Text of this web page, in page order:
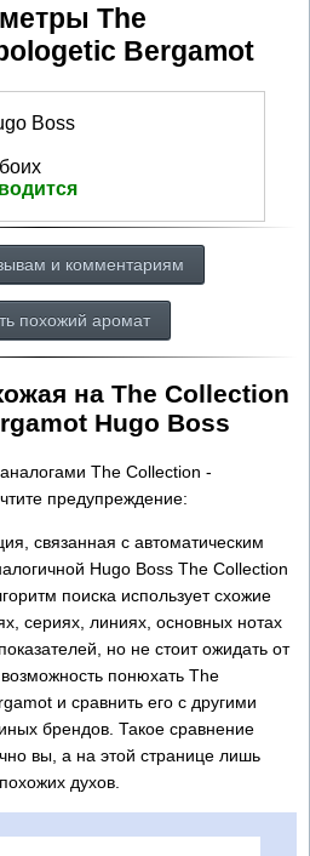
The
Bergamot
Boss
и комментариям
похожий аромат
на The Collection
Hugo Boss
The Collection -
предупреждение:
связанная с автоматическим
Hugo Boss The Collection
поиска использует схожие
сериях, линиях, основных нотах
но не стоит ожидать от
возможность понюхать The
и сравнить его с другими
брендов. Такое сравнение
вы, а на этой странице лишь
духов.